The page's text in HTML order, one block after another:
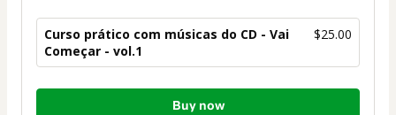
Curso prático com músicas do CD - Vai
Começar - vol.1
$25.00
Total
Buy now